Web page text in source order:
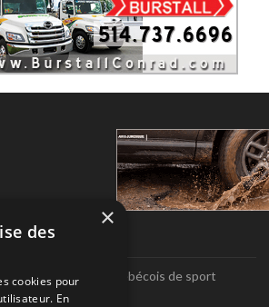
NOUS
le seul magazine québécois de sport
×
des
cookies pour
En